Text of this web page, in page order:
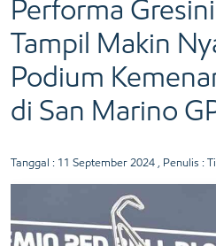
Performa
Tampil Makin
Podium
di San Marino
Tanggal : 11 September 2024 , Penulis :